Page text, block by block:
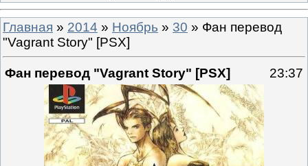
Главная » 2014 » Ноябрь » 30 » Фан перевод
"Vagrant Story" [PSX]
Фан перевод "Vagrant Story" [PSX] 23:37